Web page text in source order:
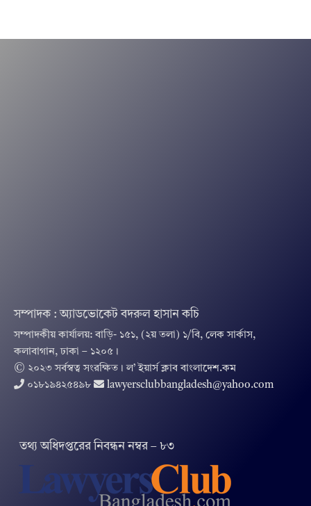
সম্পাদক : অ্যাডভোকেট বদরুল হাসান কচি
সম্পাদকীয় কার্যালয়: বাড়ি- ১৫১, (২য় তলা) ১/বি, লেক সার্কাস,
কলাবাগান, ঢাকা – ১২০৫।
© ২০২৩ সর্বস্বত্ব সংরক্ষিত । ল’ ইয়ার্স ক্লাব বাংলাদেশ.কম
০১৮১৯৪২৫৪৯৮
lawyersclubbangladesh@yahoo.com
তথ‌্য অ‌ধিদপ্ত‌রের নিবন্ধন নম্বর – ৮৩